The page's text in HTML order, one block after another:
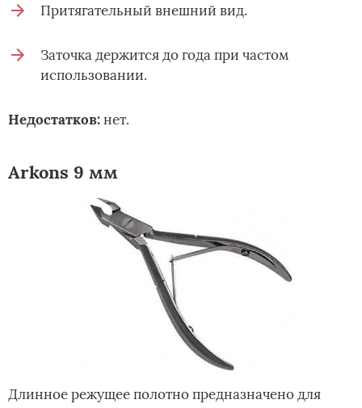
Притягательный внешний вид.
Заточка держится до года при частом
использовании.
Недостатков:нет.
Arkons 9 мм
Длинное режущее полотно предназначено для